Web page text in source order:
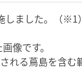
しました。（※1）
像です。
る蔦島を含む